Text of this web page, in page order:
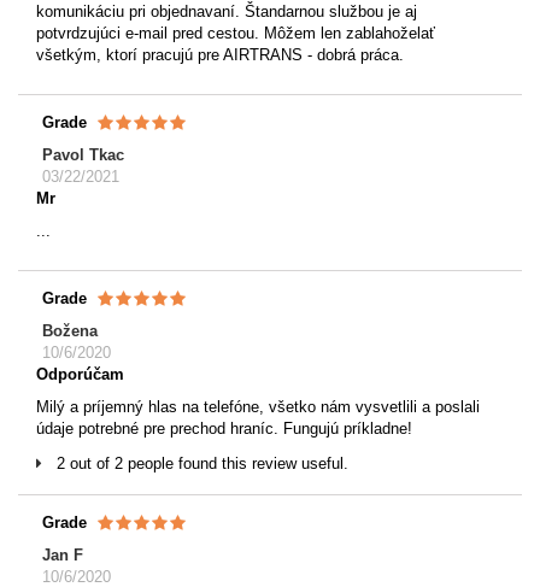
komunikáciu pri objednavaní. Štandarnou službou je aj
potvrdzujúci e-mail pred cestou. Môžem len zablahoželať
všetkým, ktorí pracujú pre AIRTRANS - dobrá práca.
Grade
Pavol Tkac
03/22/2021
Mr
Grade
Božena
10/6/2020
Odporúčam
Milý a príjemný hlas na telefóne, všetko nám vysvetlili a poslali
údaje potrebné pre prechod hraníc. Fungujú príkladne!
2 out of 2 people found this review useful.
Grade
Jan F
10/6/2020